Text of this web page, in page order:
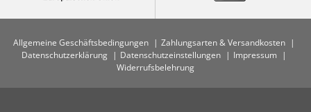
Allgemeine Geschäftsbedingungen
Zahlungsarten & Versandkosten
Datenschutzerklärung
Datenschutzeinstellungen
Impressum
Widerrufsbelehrung